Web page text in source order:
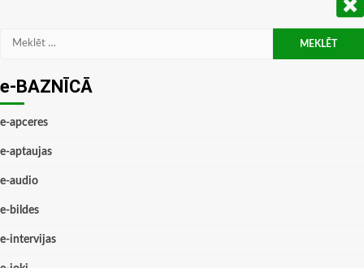
Meklēt:
e-BAZNĪCĀ
e-apceres
e-aptaujas
e-audio
e-bildes
e-intervijas